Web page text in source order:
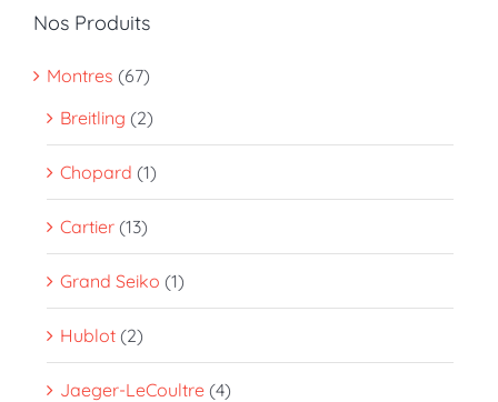
Nos Produits
Montres (67)
Breitling (2)
Chopard (1)
Cartier (13)
Grand Seiko (1)
Hublot (2)
Jaeger-LeCoultre (4)